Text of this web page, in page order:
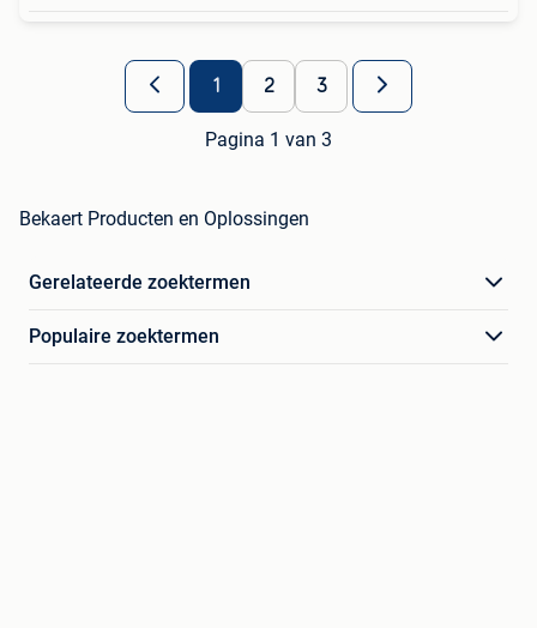
1 2 3
Pagina 1 van 3
Bekaert Producten en Oplossingen
Gerelateerde zoektermen
Populaire zoektermen